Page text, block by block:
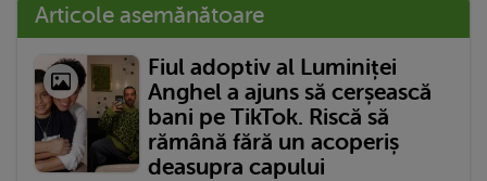
Articole asemănătoare
Fiul adoptiv al Luminiței
Anghel a ajuns să cerșească
bani pe TikTok. Riscă să
rămână fără un acoperiș
deasupra capului